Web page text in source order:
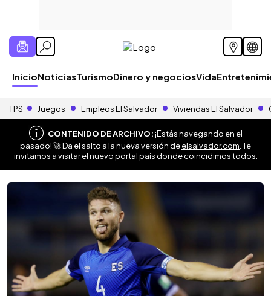
InicioNoticiasTurismoDinero y negociosVida
TPS Juegos Empleos El Salvador Viviendas El Salvador
CONTENIDO DE ARCHIVO:¡Estás navegando en el
pasado! 🚀 Da el salto a la nueva versión deelsalvador.com . Te
invitamos a visitar el nuevo portal país donde coincidimos todos.